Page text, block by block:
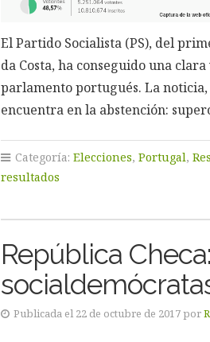
El Partido Socialista (PS), del
da Costa, ha conseguido una
parlamento portugués. La noticia,
encuentra en la abstención:
Categoría: Elecciones, Portugal,
resultados
República
Publicada el 22 de octubre de 2017 por